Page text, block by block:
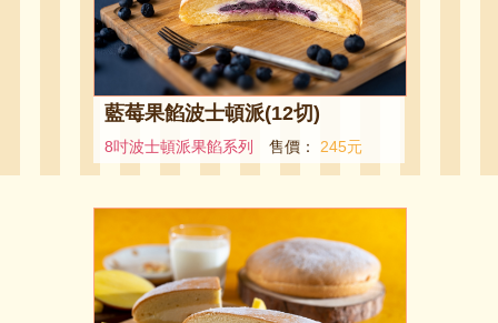
藍莓果餡波士頓派(12切)
8吋波士頓派果餡系列 售價： 245元